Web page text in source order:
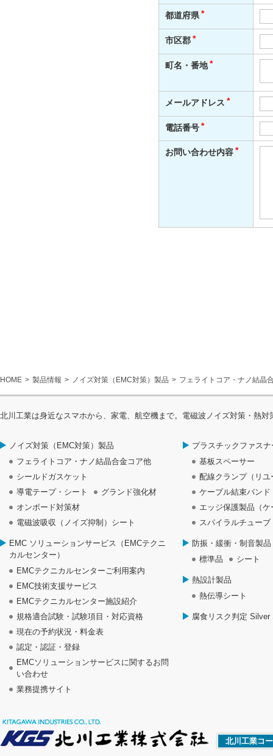
HOME 製品情報 ノイズ対策（EMC対策）製品 フェライトコア・ナノ結晶
北川工業は身近なスマホから、家電、航空機まで。電磁波ノイズ対策・熱
ノイズ対策（EMC対策）製品
フェライトコア・ナノ結晶合金コア他
シールドガスケット
導電テープ・シート
グランド強化材
オンボード対策材
電磁波吸収（ノイズ抑制）シート
EMC ソリューションサービス（EMCテクニ
カルセンター）
EMCテクニカルセンターご利用案内
EMC技術支援サービス
EMCテクニカルセンター施設紹介
規格適合試験・試験項目・対応資格
現在の予約状況・料金表
認定・認証・登録
EMCソリューションサービスに関するお問
い合わせ
業務提携サイト
プラスチックファス
基板スペーサー
配線クランプ（リ
ケーブル結束バンド
エッジ保護製品（
スパイラルチューブ
防振・緩衝・制音製品
標準品
シート
熱設計製品
熱伝導シート
腐食リスク判定
北川工業コ